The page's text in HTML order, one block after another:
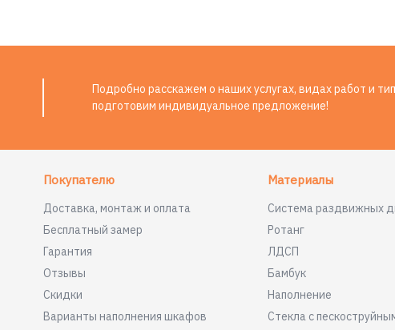
Подробно расскажем о наших услугах, видах работ и
подготовим индивидуальное предложение!
Покупателю
Доставка, монтаж и оплата
Бесплатный замер
Гарантия
Отзывы
Скидки
Варианты наполнения шкафов
Материалы
Система раздвижных
Ротанг
ЛДСП
Бамбук
Наполнение
Стекла с